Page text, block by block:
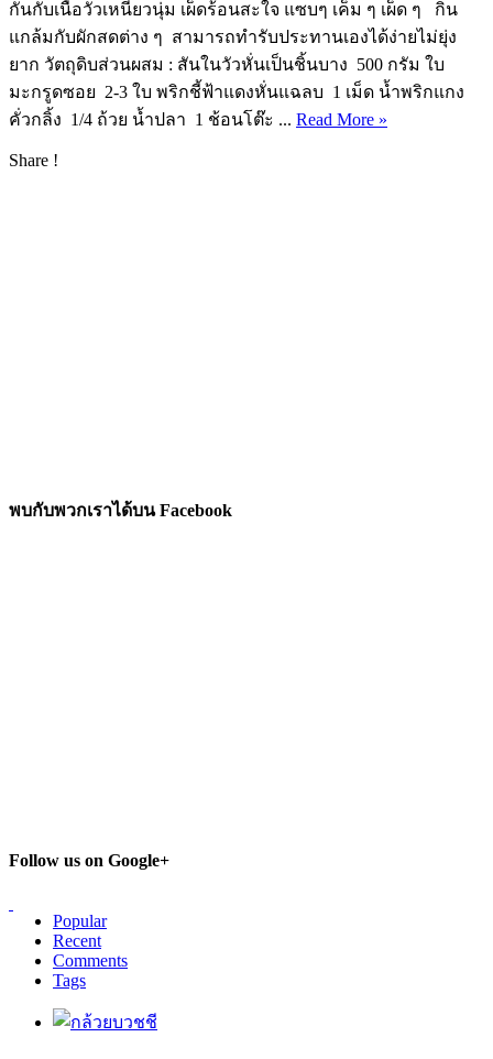
กันกับเนื้อวัวเหนี่ยวนุ่ม เผ็ดร้อนสะใจ แซบๆ เค็ม ๆ เผ็ด ๆ กิน
แกล้มกับผักสดต่าง ๆ สามารถทำรับประทานเองได้ง่ายไม่ยุ่ง
ยาก วัตถุดิบส่วนผสม : สันในวัวหั่นเป็นชิ้นบาง 500 กรัม ใบ
มะกรูดซอย 2-3 ใบ พริกชี้ฟ้าแดงหั่นแฉลบ 1 เม็ด น้ำพริกแกง
คั่วกลิ้ง 1/4 ถ้วย น้ำปลา 1 ช้อนโต๊ะ ... Read More »
Share !
พบกับพวกเราได้บน Facebook
Follow us on Google+
Popular
Recent
Comments
Tags